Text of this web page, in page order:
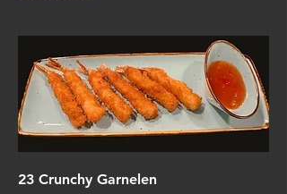
23 Crunchy Garnelen